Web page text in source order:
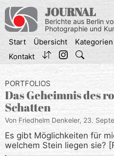
Inhalt
springen
JOURNAL
Berichte aus Berlin
Photographie und
Start Übersicht Kategorien
Kontakt
PORTFOLIOS
Das Geheimnis des
Schatten
Von Friedhelm Denkeler, 23.
Es gibt Möglichkeiten für
welchem Stein liegen sie?